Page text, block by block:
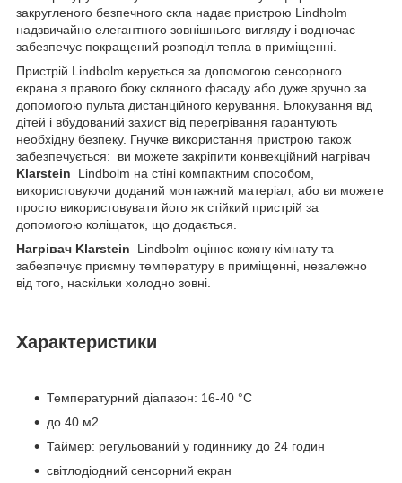
закругленого безпечного скла надає пристрою Lindholm
надзвичайно елегантного зовнішнього вигляду і водночас
забезпечує покращений розподіл тепла в приміщенні.
Пристрій Lindbolm керується за допомогою сенсорного
екрана з правого боку скляного фасаду або дуже зручно за
допомогою пульта дистанційного керування. Блокування від
дітей і вбудований захист від перегрівання гарантують
необхідну безпеку. Гнучке використання пристрою також
забезпечується: ви можете закріпити конвекційний нагрівач
Klarstein Lindbolm на стіні компактним способом,
використовуючи доданий монтажний матеріал, або ви можете
просто використовувати його як стійкий пристрій за
допомогою коліщаток, що додається.
Нагрівач Klarstein Lindbolm оцінює кожну кімнату та
забезпечує приємну температуру в приміщенні, незалежно
від того, наскільки холодно зовні.
Характеристики
Температурний діапазон: 16-40 °C
до 40 м2
Таймер: регульований у годиннику до 24 годин
світлодіодний сенсорний екран